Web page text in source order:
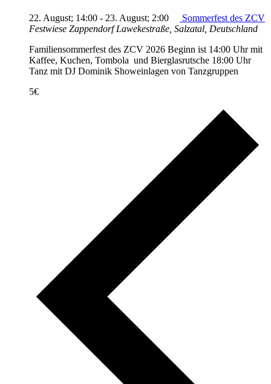
22. August; 14:00 - 23. August; 2:00
Sommerfest des ZCV
Festwiese ZappendorfLawekestraße, Salzatal, Deutschland
Familiensommerfest des ZCV 2026 Beginn ist 14:00 Uhr mit
Kaffee, Kuchen, Tombola und Bierglasrutsche 18:00 Uhr
Tanz mit DJ Dominik Showeinlagen von Tanzgruppen
5€